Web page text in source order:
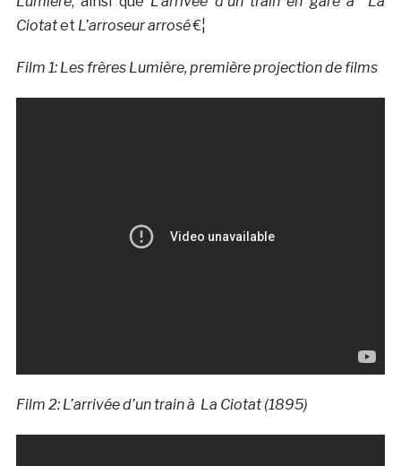
Ciotatet L’arroseur arrosé€¦
Film 1: Les frères Lumière, première projection de films
Film 2: L’arrivée d’un train à La Ciotat (1895)